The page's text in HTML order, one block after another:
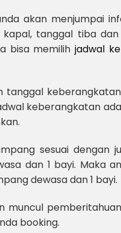
akan menjumpai
tanggal tiba
bisa memilihjadwal
tanggal
keberangkatan
sesuai dengan
dan 1 bayi. Maka
dewasa dan 1 bayi.
muncul
booking.